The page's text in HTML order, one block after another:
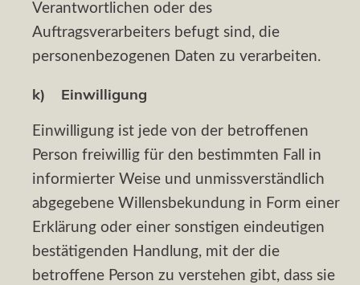
Verantwortlichen oder des
Auftragsverarbeiters befugt sind, die
personenbezogenen Daten zu verarbeiten.
k) Einwilligung
Einwilligung ist jede von der betroffenen
Person freiwillig für den bestimmten Fall in
informierter Weise und unmissverständlich
abgegebene Willensbekundung in Form einer
Erklärung oder einer sonstigen eindeutigen
bestätigenden Handlung, mit der die
betroffene Person zu verstehen gibt, dass sie